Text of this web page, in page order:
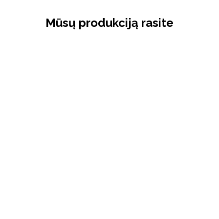
Mūsų produkciją rasite